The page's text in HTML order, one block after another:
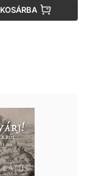
KOSÁRBA